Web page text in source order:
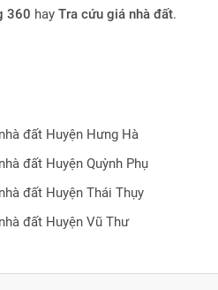
360 hay Tra cứu giá nhà đất.
đất Huyện Hưng Hà
đất Huyện Quỳnh Phụ
đất Huyện Thái Thụy
đất Huyện Vũ Thư